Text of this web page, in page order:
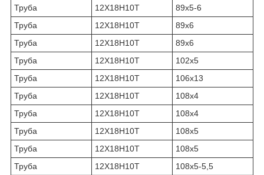
Труба 12Х18Н10Т
89х5-6
Труба
12Х18Н10Т
89х6
Труба
12Х18Н10Т
89х6
Труба
12Х18Н10Т
102х5
Труба
12Х18Н10Т
106х13
Труба
12Х18Н10Т
108х4
Труба
12Х18Н10Т
108х4
Труба
12Х18Н10Т
108х5
Труба
12Х18Н10Т
108х5
Труба
12Х18Н10Т
108х5-5,5